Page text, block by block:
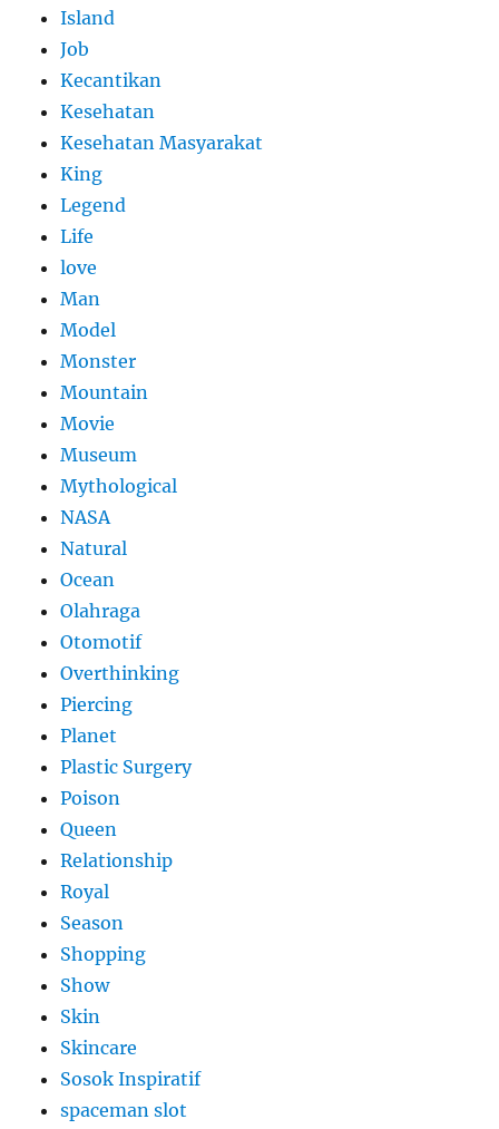
Island
Job
Kecantikan
Kesehatan
Kesehatan Masyarakat
King
Legend
Life
love
Man
Model
Monster
Mountain
Movie
Museum
Mythological
NASA
Natural
Ocean
Olahraga
Otomotif
Overthinking
Piercing
Planet
Plastic Surgery
Poison
Queen
Relationship
Royal
Season
Shopping
Show
Skin
Skincare
Sosok Inspiratif
spaceman slot